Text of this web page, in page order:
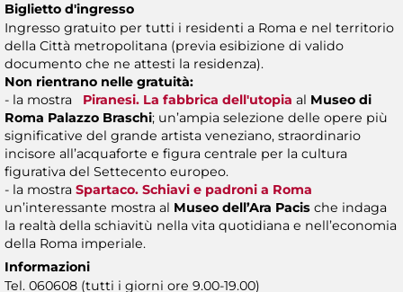
Biglietto d'ingresso
Ingresso gratuito per tutti i residenti a Roma e nel territorio
della Città metropolitana (previa esibizione di valido
documento che ne attesti la residenza).
Non rientrano nelle gratuità:
- la mostra
Piranesi. La fabbrica dell'utopia al Museo di
Roma Palazzo Braschi; un’ampia selezione delle opere più
significative del grande artista veneziano, straordinario
incisore all’acquaforte e figura centrale per la cultura
figurativa del Settecento europeo.
- la mostra Spartaco. Schiavi e padroni a Roma
un’interessante mostra al Museo dell’Ara Pacis che indaga
la realtà della schiavitù nella vita quotidiana e nell’economia
della Roma imperiale.
Informazioni
Tel. 060608 (tutti i giorni ore 9.00-19.00)